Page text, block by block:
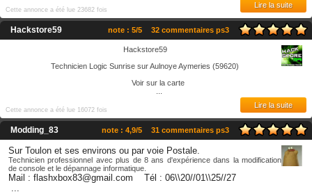
Cette annonce a été lue 23682 fois
Lire la suite
Hackstore59 32 commentaires ps3
note : 5/5
Hackstore59
Technicien Logic Sunrise sur Aulnoye Aymeries (59620)
Voir sur la carte
Cette annonce a été lue 16072 fois
Lire la suite
Modding_83 31 commentaires ps3
note : 4,9/5
Sur Toulon et ses environs ou par voie Postale.
Technicien professionnel avec plus de 8 ans d'expérience dans la modification
de console et le dépannage informatique.
Mail : flashxbox83@gmail.com Tél : 06\\20//01\\25//27
...